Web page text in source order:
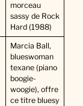
morceau
sassy de Rock
Hard (1988)
Marcia Ball,
blueswoman
texane (piano
boogie-
woogie), offre
ce titre bluesy